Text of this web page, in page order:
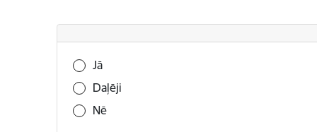
Vai šī informācija bija noderīga?
Jā
Daļēji
Nē